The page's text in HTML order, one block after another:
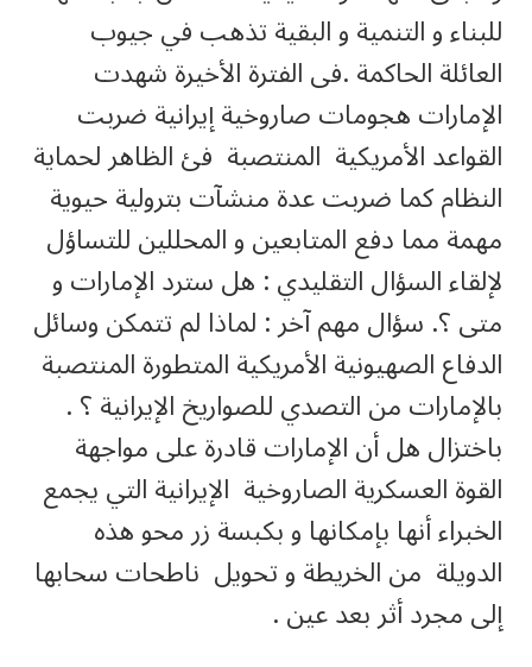
للبناء و التنمية و البقية تذهب في جيوب
العائلة الحاكمة .فى الفترة الأخيرة شهدت
الإمارات هجومات صاروخية إيرانية ضربت
القواعد الأمريكية المنتصبة فئ الظاهر لحماية
النظام كما ضربت عدة منشآت بترولية حيوية
مهمة مما دفع المتابعين و المحللين للتساؤل
لإلقاء السؤال التقليدي : هل سترد الإمارات و
متى ؟. سؤال مهم آخر : لماذا لم تتمكن وسائل
الدفاع الصهيونية الأمريكية المتطورة المنتصبة
بالإمارات من التصدي للصواريخ الإيرانية ؟ .
باختزال هل أن الإمارات قادرة على مواجهة
القوة العسكرية الصاروخية الإيرانية التي يجمع
الخبراء أنها بإمكانها و بكبسة زر محو هذه
الدويلة من الخريطة و تحويل ناطحات سحابها
إلى مجرد أثر بعد عين .